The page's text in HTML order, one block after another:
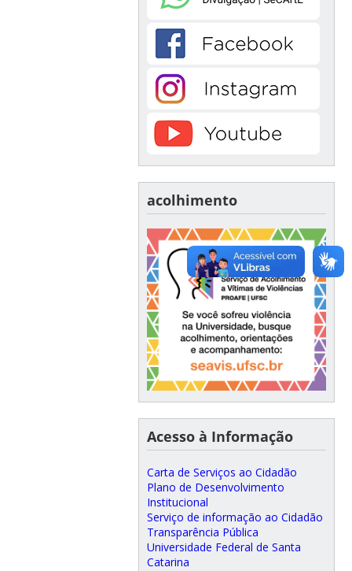
acolhimento
Acesso à Informação
Carta de Serviços ao Cidadão
Plano de Desenvolvimento
Institucional
Serviço de informação ao Cidadão
Transparência Pública
Universidade Federal de Santa
Catarina